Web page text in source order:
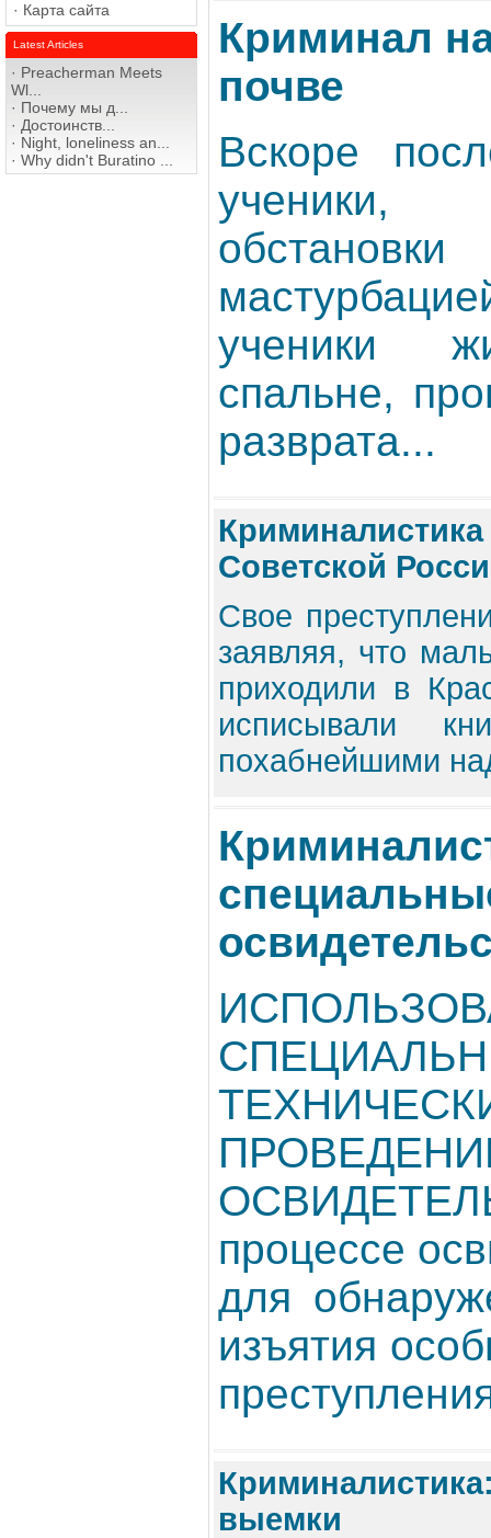
· Карта сайта
Latest Articles
· Preacherman Meets
Wl...
· Почему мы д...
· Достоинств...
· Night, loneliness an...
· Why didn't Buratino ...
Криминал
почве
Вскоре
ученики,
обстановки
ученики
спальне,
разврата...
Криминалистика
Советской
Свое
заявляя, что
приходили в
исписывали
похабнейшими
процессе
для
изъятия
выемки